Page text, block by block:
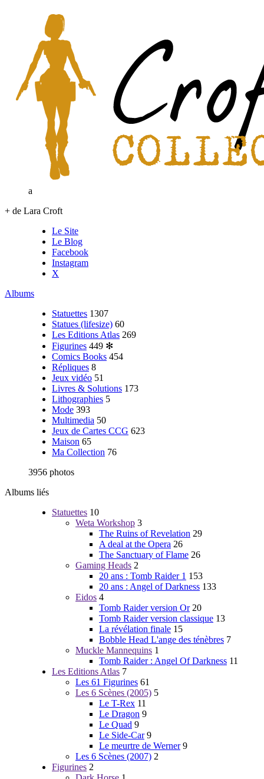
a
+ de Lara Croft
Le Site
Le Blog
Facebook
Instagram
X
Albums
Statuettes 1307
Statues (lifesize) 60
Les Editions Atlas 269
Figurines 449 ✻
Comics Books 454
Répliques 8
Jeux vidéo 51
Livres & Solutions 173
Lithographies 5
Mode 393
Multimedia 50
Jeux de Cartes CCG 623
Maison 65
Ma Collection 76
3956 photos
Albums liés
Statuettes 10
Weta Workshop 3
The Ruins of Revelation 29
A deal at the Opera 26
The Sanctuary of Flame 26
Gaming Heads 2
20 ans : Tomb Raider 1 153
20 ans : Angel of Darkness 133
Eidos 4
Tomb Raider version Or 20
Tomb Raider version classique 13
La révélation finale 15
Bobble Head L'ange des ténèbres 7
Muckle Mannequins 1
Tomb Raider : Angel Of Darkness 11
Les Editions Atlas 7
Les 61 Figurines 61
Les 6 Scènes (2005) 5
Le T-Rex 11
Le Dragon 9
Le Quad 9
Le Side-Car 9
Le meurtre de Werner 9
Les 6 Scènes (2007) 2
Figurines 2